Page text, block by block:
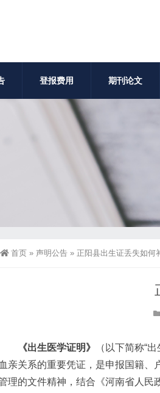
登报费用 期刊论文
首页 » 声明公告 » 正阳县出生证丢失如何
《出生医学证明》
（以下简称“
血亲关系的重要凭证，是申报国籍、
理的文件精神，结合《河南省人民